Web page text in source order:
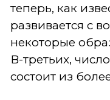
теперь, как
развивается с
некоторые
В-третьих,
состоит из